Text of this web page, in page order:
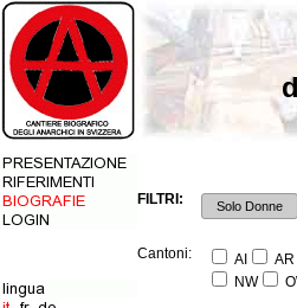
FILTRI: Solo Donne
Cantoni: AI AR
NW